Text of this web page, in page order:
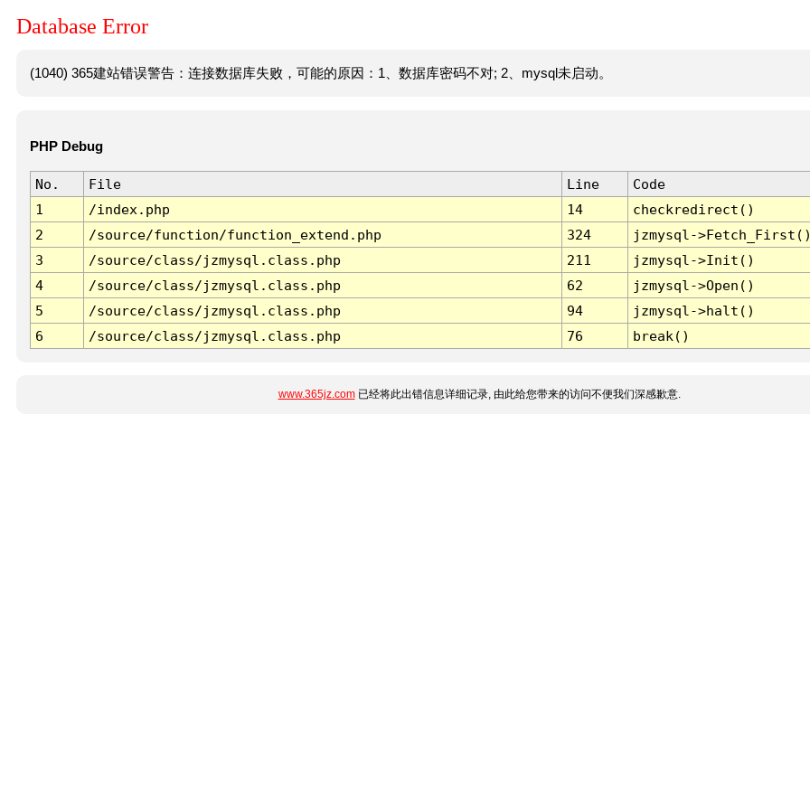
Database Error
(1040) 365建站错误警告：连接数据库失败，可能的原因：1、数据库密码不对; 2、mysql未启动。
PHP Debug
No. File Line
Code
1
/index.php 14
checkredirect()
2
/source/function/function_extend.php 324
jzmysql-
3
/source/class/jzmysql.class.php 211
jzmysql->Init()
4
/source/class/jzmysql.class.php 62
jzmysql->Open()
5
/source/class/jzmysql.class.php 94
jzmysql->halt()
6
/source/class/jzmysql.class.php 76 break()
www.365jz.com已经将此出错信息详细记录, 由此给您带来的访问不便我们深感歉意.